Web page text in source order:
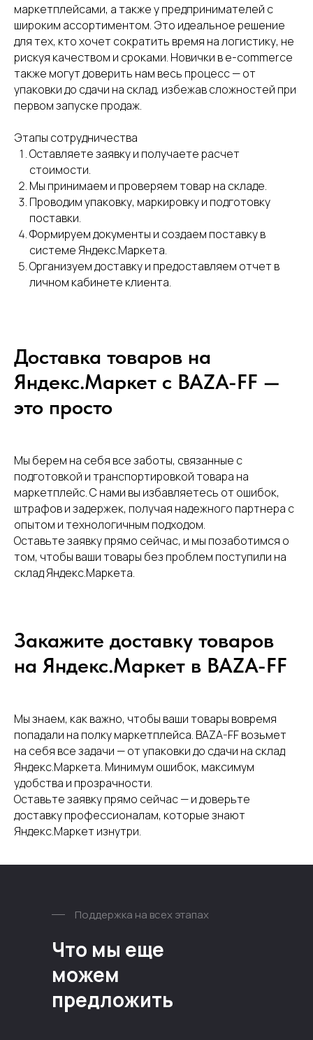
маркетплейсами, а также у предпринимателей с
широким ассортиментом. Это идеальное решение
для тех, кто хочет сократить время на логистику, не
рискуя качеством и сроками. Новички в e-commerce
также могут доверить нам весь процесс — от
упаковки до сдачи на склад, избежав сложностей при
первом запуске продаж.
Этапы сотрудничества
Оставляете заявку и получаете расчет
стоимости.
Мы принимаем и проверяем товар на складе.
Проводим упаковку, маркировку и подготовку
поставки.
Формируем документы и создаем поставку в
системе Яндекс.Маркета.
Организуем доставку и предоставляем отчет в
личном кабинете клиента.
Доставка товаров на
Яндекс.Маркет с BAZA-FF —
это просто
Мы берем на себя все заботы, связанные с
подготовкой и транспортировкой товара на
маркетплейс. С нами вы избавляетесь от ошибок,
штрафов и задержек, получая надежного партнера с
опытом и технологичным подходом.
Оставьте заявку прямо сейчас, и мы позаботимся о
том, чтобы ваши товары без проблем поступили на
склад Яндекс.Маркета.
Закажите доставку товаров
на Яндекс.Маркет в BAZA-FF
Мы знаем, как важно, чтобы ваши товары вовремя
попадали на полку маркетплейса. BAZA-FF возьмет
на себя все задачи — от упаковки до сдачи на склад
Яндекс.Маркета. Минимум ошибок, максимум
удобства и прозрачности.
Оставьте заявку прямо сейчас — и доверьте
доставку профессионалам, которые знают
Яндекс.Маркет изнутри.
Что мы еще
можем
предложить
Поддержка на всех этапах